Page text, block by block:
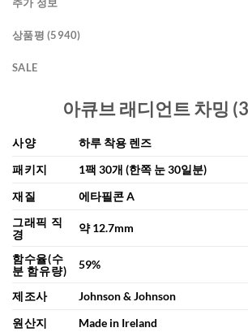
추가 정보
상품평 (5940)
SALE
아큐브 래디언트 차밍
사양
하루 착용 렌즈
패키지
1팩 30개 (한쪽 눈 30일분)
재질
에타필콘 A
그래픽 직
경
약 12.7mm
함수율(수
분 함유량)
59%
제조사
Johnson & Johnson
원산지
Made in Ireland